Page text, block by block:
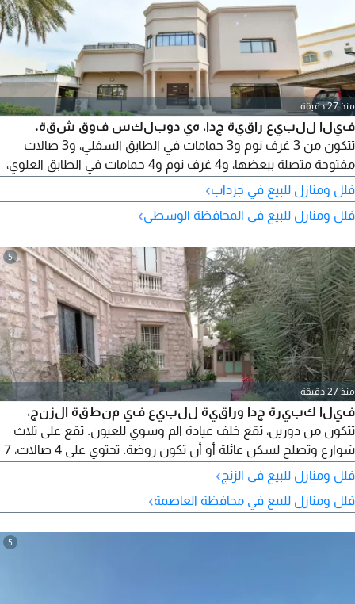
منذ 27 دقيقة
فيلا للبيع راقية جدا، هي دوبلكس فوق شقة.
تتكون من 3 غرف نوم و3 حمامات في الطابق السفلي، و3 صالات
مفتوحة متصلة ببعضها، و4 غرف نوم و4 حمامات في الطابق العلوي،
سيارات. السعر 400 ألف دينار بحريني. تقع في جرداب، بالقرب من
الشيخ محمد. مساحتها 1111 متر مربع، على قطعة أرض زاوية بين
فلل ومنازل للبيع في جرداب›
فلل ومنازل للبيع في المحافظة الوسطى›
5
منذ 27 دقيقة
فيلا كبيرة جدا وراقية للبيع في منطقة الزنج،
تتكون من دورين، تقع خلف عيادة الم وسوي للعيون. تقع على ثلاث
شوارع وتصلح لسكن عائلة أو أن تكون روضة. تحتوي على 4 صالات، 7
أمام البيت لسيارتين، و2 كراج خلف البيت لسيارتين. مساحة الأرض 860
متر مربع. السعر 390 ألف دينار بحريني وقابل للتفاوض. للتواصل رقم
فلل ومنازل للبيع في الزنج›
فلل ومنازل للبيع في محافظة العاصمة›
5